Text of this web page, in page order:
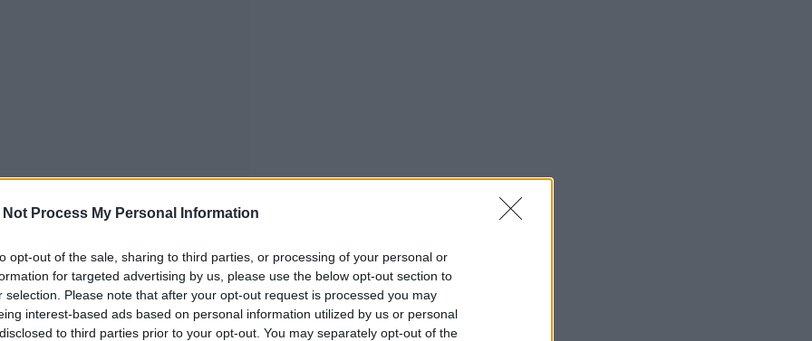
Not Process My Personal Information
opt-out of the sale, sharing to third parties, or processing of your personal or
for targeted advertising by us, please use the below opt-out section to
selection. Please note that after your opt-out request is processed you may
interest-based ads based on personal information utilized by us or personal
to third parties prior to your opt-out. You may separately opt-out of the